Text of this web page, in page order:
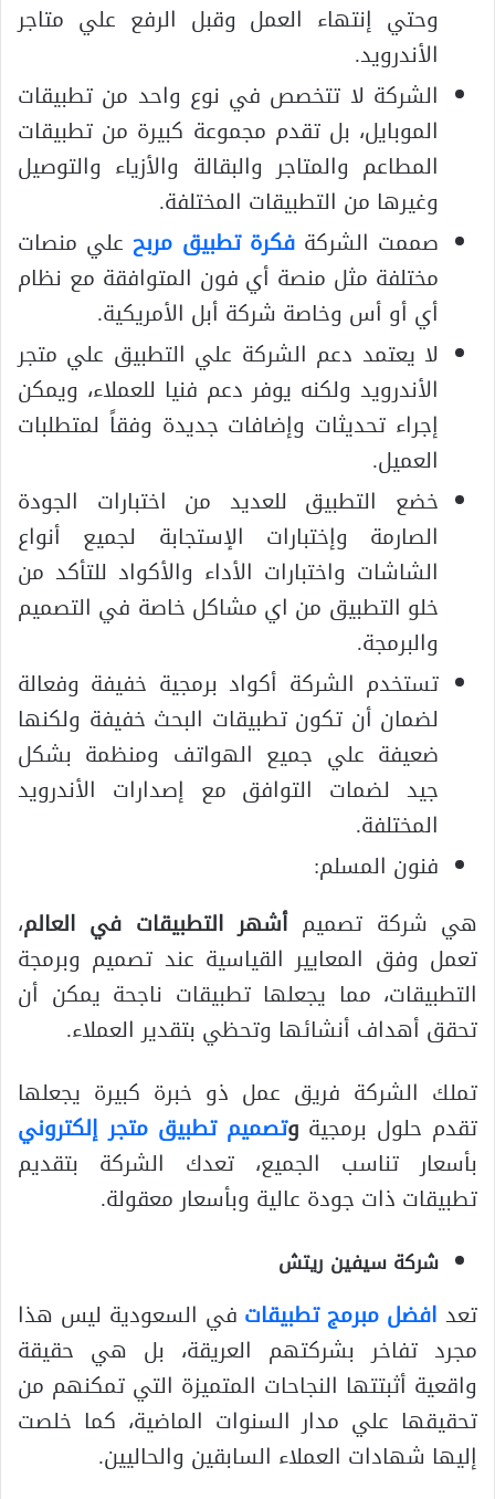
وحتي إنتهاء العمل وقبل الرفع علي متاجر
الأندرويد.
الشركة لا تتخصص في نوع واحد من تطبيقات
الموبايل، بل تقدم مجموعة كبيرة من تطبيقات
المطاعم والمتاجر والبقالة والأزياء والتوصيل
وغيرها من التطبيقات المختلفة.
صممت الشركة فكرة تطبيق مربح علي منصات
مختلفة مثل منصة أي فون المتوافقة مع نظام
أي أو أس وخاصة شركة أبل الأمريكية.
لا يعتمد دعم الشركة علي التطبيق علي متجر
الأندرويد ولكنه يوفر دعم فنيا للعملاء، ويمكن
إجراء تحديثات وإضافات جديدة وفقاً لمتطلبات
العميل.
خضع التطبيق للعديد من اختبارات الجودة
الصارمة وإختبارات الإستجابة لجميع أنواع
الشاشات واختبارات الأداء والأكواد للتأكد من
خلو التطبيق من اي مشاكل خاصة في التصميم
والبرمجة.
تستخدم الشركة أكواد برمجية خفيفة وفعالة
لضمان أن تكون تطبيقات البحث خفيفة ولكنها
ضعيفة علي جميع الهواتف ومنظمة بشكل
جيد لضمات التوافق مع إصدارات الأندرويد
المختلفة.
فنون المسلم:
هي شركة تصميم أشهر التطبيقات في العالم،
تعمل وفق المعايير القياسية عند تصميم وبرمجة
التطبيقات، مما يجعلها تطبيقات ناجحة يمكن أن
تحقق أهداف أنشائها وتحظي بتقدير العملاء.
تملك الشركة فريق عمل ذو خبرة كبيرة يجعلها
تقدم حلول برمجية وتصميم تطبيق متجر إلكتروني
بأسعار تناسب الجميع، تعدك الشركة بتقديم
تطبيقات ذات جودة عالية وبأسعار معقولة.
شركة سيفين ريتش
تعد افضل مبرمج تطبيقات في السعودية ليس هذا
مجرد تفاخر بشركتهم العريقة، بل هي حقيقة
واقعية أثبتتها النجاحات المتميزة التي تمكنهم من
تحقيقها علي مدار السنوات الماضية، كما خلصت
إليها شهادات العملاء السابقين والحاليين.